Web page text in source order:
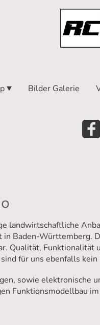
Bilder Galerie
landwirtschaftliche
Baden-Württemberg.
Qualität,
für uns ebenfalls kein
sowie elektronische
Funktionsmodellbau